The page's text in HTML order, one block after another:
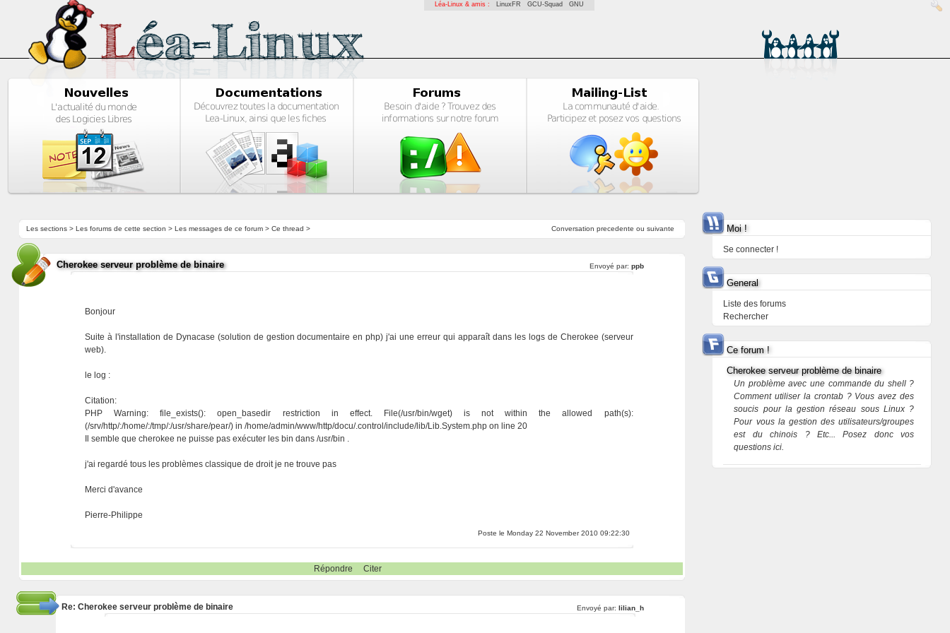
Léa-Linux & amis : LinuxFR GCU-Squad GNU
Conversation precedente ou suivante
Les sections> Les forums de cette section > Les messages de ce forum> Ce thread >
Cherokee serveur problème de binaire Envoyé par: ppb
Bonjour
Suite à l'installation de Dynacase (solution de gestion documentaire en php) j'ai une erreur qui apparaît dans les logs de Cherokee (serveur
web).
le log :
Citation:
PHP Warning: file_exists(): open_basedir restriction in effect. File(/usr/bin/wget) is not within the allowed path(s):
(/srv/http/:/home/:/tmp/:/usr/share/pear/) in /home/admin/www/http/docu/.control/include/lib/Lib.System.php on line 20
Il semble que cherokee ne puisse pas exécuter les bin dans /usr/bin .
j'ai regardé tous les problèmes classique de droit je ne trouve pas
Merci d'avance
Pierre-Philippe
Poste le Monday 22 November 2010 09:22:30
Répondre Citer
Re: Cherokee serveur problème de binaire Envoyé par: lilian_h
Moi !
Se connecter !
General
Liste des forums
Rechercher
Ce forum !
Cherokee serveur problème de binaire
Un problème avec une commande du shell ?
Comment utiliser la crontab ? Vous avez des
soucis pour la gestion réseau sous Linux ?
Pour vous la gestion des utilisateurs/groupes
est du chinois ? Etc... Posez donc vos
questions ici.